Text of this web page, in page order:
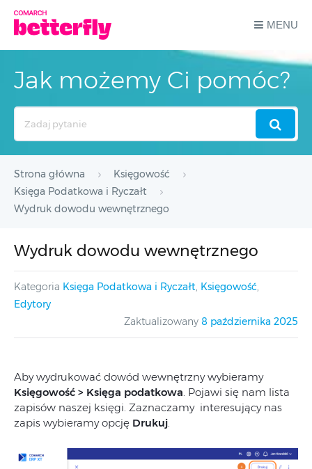
MENU
Jak możemy Ci pomóc?
Strona główna
Księgowość
Księga Podatkowa i Ryczałt
Wydruk dowodu wewnętrznego
Wydruk dowodu wewnętrznego
Kategoria Księga Podatkowa i Ryczałt, Księgowość,
Edytory
Zaktualizowany 8 października 2025
Aby wydrukować dowód wewnętrzny wybieramy
Księgowość > Księga podatkowa. Pojawi się nam lista
zapisów naszej księgi. Zaznaczamy interesujący nas
zapis wybieramy opcję Drukuj.